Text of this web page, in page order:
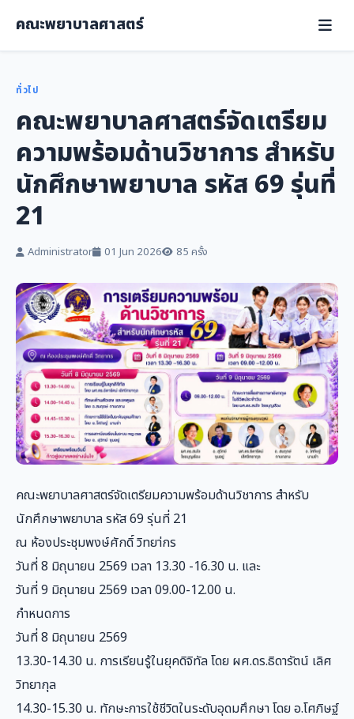
คณะพยาบาลศาสตร์
ทั่วไป
คณะพยาบาลศาสตร์จัดเตรียม
ความพร้อมด้านวิชาการ สำหรับ
นักศึกษาพยาบาล รหัส 69 รุ่นที่
21
Administrator 01 Jun 2026 85 ครั้ง
คณะพยาบาลศาสตร์จัดเตรียมความพร้อมด้านวิชาการ สำหรับ
นักศึกษาพยาบาล รหัส 69 รุ่นที่ 21
ณ ห้องประชุมพงษ์ศักดิ์ วิทยา่กร
วันที่ 8 มิถุนายน 2569 เวลา 13.30 -16.30 น. และ
วันที่ 9 มิถุนายน 2569 เวลา 09.00-12.00 น.
กำหนดการ
วันที่ 8 มิถุนายน 2569
13.30-14.30 น. การเรียนรู้ในยุคดิจิทัล โดย ผศ.ดร.ธิดารัตน์ เลิศ
วิทยากุล
14.30-15.30 น. ทักษะการใช้ชีวิตในระดับอุดมศึกษา โดย อ.โศภิษฐ์